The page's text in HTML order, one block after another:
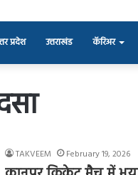
प्रदेश उत्तराखंड कॅरिअर
TAKVEEM February 19, 2026